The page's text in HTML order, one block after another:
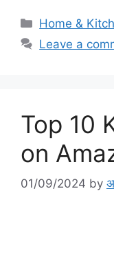
Categories
Home &
Leave a
Top 10
on
01/09/2024 by